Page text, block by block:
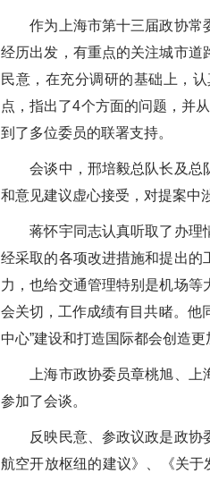
作为上海市第十三届政协常
经历出发，有重点的关注城市道
民意，在充分调研的基础上，
点，指出了4个方面的问题，并
到了多位委员的联署支持。
会谈中，邢培毅总队长及总
和意见建议虚心接受，对提案中
蒋怀宇同志认真听取了办理
经采取的各项改进措施和提出的
力，也给交通管理特别是机场
会关切，工作成绩有目共睹。他
中心”建设和打造国际都会创造更
上海市政协委员章桃旭、
参加了会谈。
反映民意、参政议政是政
航空开放枢纽的建议》、《关